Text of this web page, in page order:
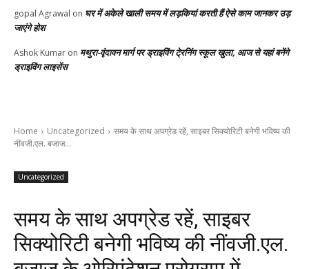
gopal Agrawal on घर में अकेले खाली समय में लड़कियां करती हैं ऐसे काम जानकर उड़
जाएंगे होश
Ashok Kumar on मथुरा-वृंदावन मार्ग पर ड्राइविंग टे्रनिंग स्कूल खुला, आज से यहां बनेंगे
ड्राइविंग लाइसेंस